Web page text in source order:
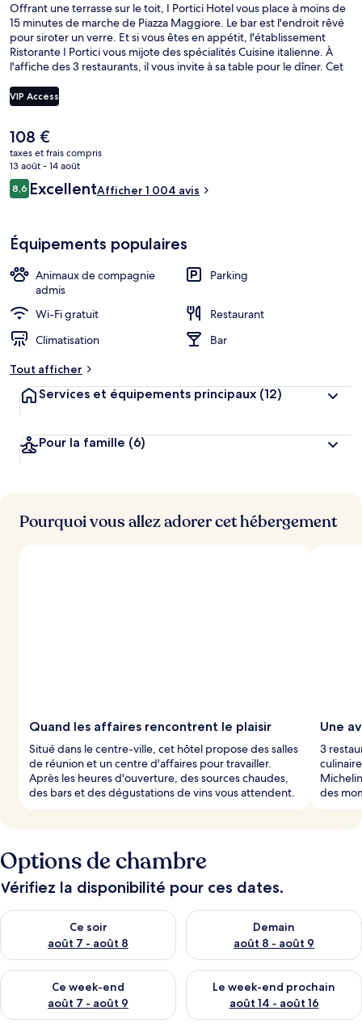
Offrant une terrasse sur le toit, I Portici Hotel vous place à moins de
15 minutes de marche de Piazza Maggiore. Le bar est l'endroit rêvé
pour siroter un verre. Et si vous êtes en appétit, l'établissement
Ristorante I Portici vous mijote des spécialités Cuisine italienne. À
l'affiche des 3 restaurants, il vous invite à sa table pour le dîner. Cet
terrasse et un jardin. Le personnel attentionné et le petit déjeuner
remportent un franc succès auprès des autres voyageurs.
VIP Access
Le
prix
actuel
est
de
108 €
taxes et frais compris
13 août - 14 août
Avis
voyageurs
8,68,6 sur 10
ExcellentAfficher 1 004 avis
Équipements populaires
Animaux de compagnie
admis
Parking
Wi-Fi gratuit
Restaurant
Climatisation
Bar
Tout afficher
Services et équipements principaux (12)
Pour la famille (6)
Pourquoi vous allez adorer cet hébergement
Quand les affaires rencontrent le plaisir
Situé dans le centre-ville, cet hôtel propose des salles
de réunion et un centre d'affaires pour travailler.
Après les heures d'ouverture, des sources chaudes,
des bars et des dégustations de vins vous attendent.
Une
3
des
Options de chambre
Vérifiez la disponibilité pour ces dates.
Ce soir
août 7 - août 8
Vérifier la disponibilité pour ce soir août 7 - août 8
Demain
août 8 - août 9
Vérifier la disponibilité pour
Ce week-end
août 7 - août 9
Vérifier la disponibilité pour ce week-end août 7 - août 9
Le week-end prochain
août 14 - août 16
Vérifier la disponibilité pour